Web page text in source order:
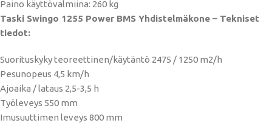
Paino käyttövalmiina: 260 kg
Taski Swingo 1255 Power BMS Yhdistelmäkone – Tekniset
tiedot:
Suorituskyky teoreettinen/käytäntö 2475 / 1250 m2/h
Pesunopeus 4,5 km/h
Ajoaika / lataus 2,5-3,5 h
Työleveys 550 mm
Imusuuttimen leveys 800 mm